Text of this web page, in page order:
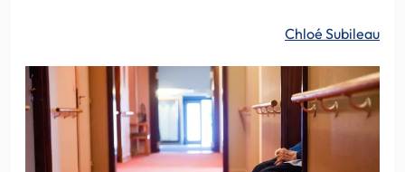
Chloé Subileau